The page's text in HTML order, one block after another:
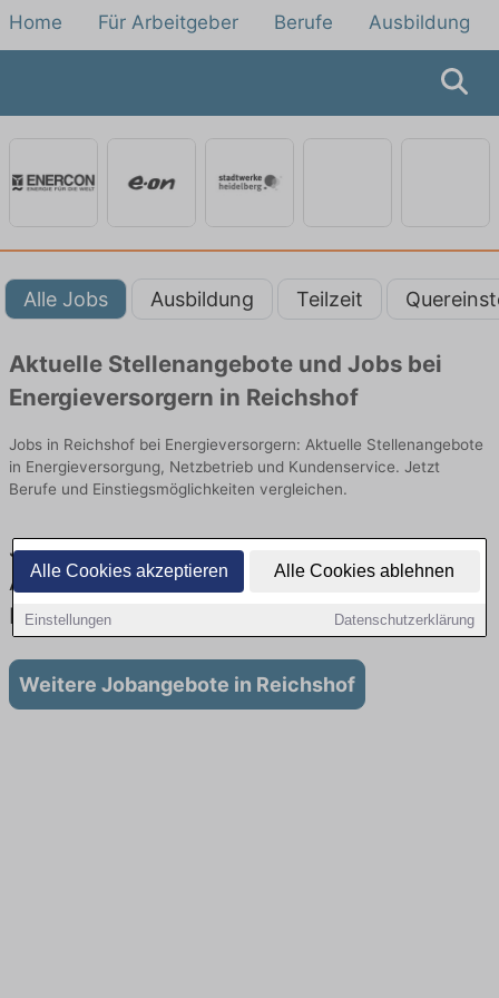
Alle Cookies akzeptieren Alle Cookies ablehnen
Einstellungen Datenschutzerklärung
Home Für Arbeitgeber Berufe Ausbildung
Alle Jobs Ausbildung Teilzeit
Aktuelle Stellenangebote und Jobs bei
Energieversorgern in Reichshof
Jobs in Reichshof bei Energieversorgern: Aktuelle Stellenangebote
in Energieversorgung, Netzbetrieb und Kundenservice. Jetzt
Berufe und Einstiegsmöglichkeiten vergleichen.
Jobs beim Energieversorger in Reichshof :
Aktuell gibt es keine Stellenangebote in
Reichshof
Weitere Jobangebote in Reichshof